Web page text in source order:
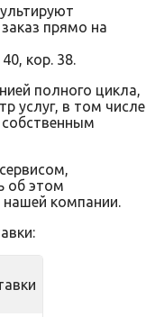
прямо на
кор. 38.
полного цикла,
услуг, в том числе
об этом
нашей компании.